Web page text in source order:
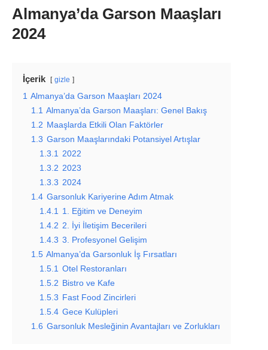
Almanya’da Garson Maaşları
2024
İçerik gizle
1 Almanya’da Garson Maaşları 2024
1.1 Almanya’da Garson Maaşları: Genel Bakış
1.2 Maaşlarda Etkili Olan Faktörler
1.3 Garson Maaşlarındaki Potansiyel Artışlar
1.3.1
2022
1.3.2 2023
1.3.3 2024
1.4 Garsonluk Kariyerine Adım Atmak
1.4.1
1. Eğitim ve Deneyim
1.4.2 2. İyi İletişim Becerileri
1.4.3 3. Profesyonel Gelişim
1.5 Almanya’da Garsonluk İş Fırsatları
1.5.1 Otel Restoranları
1.5.2 Bistro ve Kafe
1.5.3 Fast Food Zincirleri
1.5.4 Gece Kulüpleri
1.6 Garsonluk Mesleğinin Avantajları ve Zorlukları